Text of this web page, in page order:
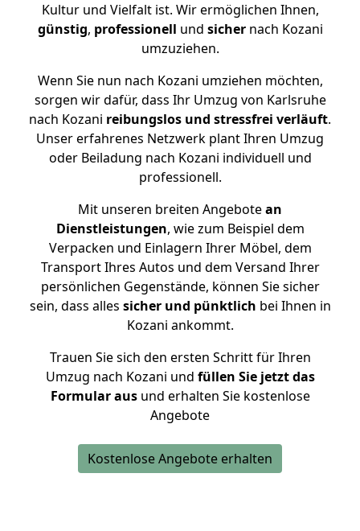
Kultur und Vielfalt ist. Wir ermöglichen Ihnen,
günstig, professionell und sichernach Kozani
umzuziehen.
Wenn Sie nun nach Kozani umziehen möchten,
sorgen wir dafür, dass Ihr Umzug von Karlsruhe
nach Kozani reibungslos und stressfrei verläuft.
Unser erfahrenes Netzwerk plant Ihren Umzug
oder Beiladung nach Kozani individuell und
professionell.
Mit unseren breiten Angebotean
Dienstleistungen, wie zum Beispiel dem
Verpacken und Einlagern Ihrer Möbel, dem
Transport Ihres Autos und dem Versand Ihrer
persönlichen Gegenstände, können Sie sicher
sein, dass alles sicher und pünktlich bei Ihnen in
Kozani ankommt.
Trauen Sie sich den ersten Schritt für Ihren
Umzug nach Kozani und füllen Sie jetzt das
Formular ausund erhalten Sie kostenlose
Angebote
Kostenlose Angebote erhalten